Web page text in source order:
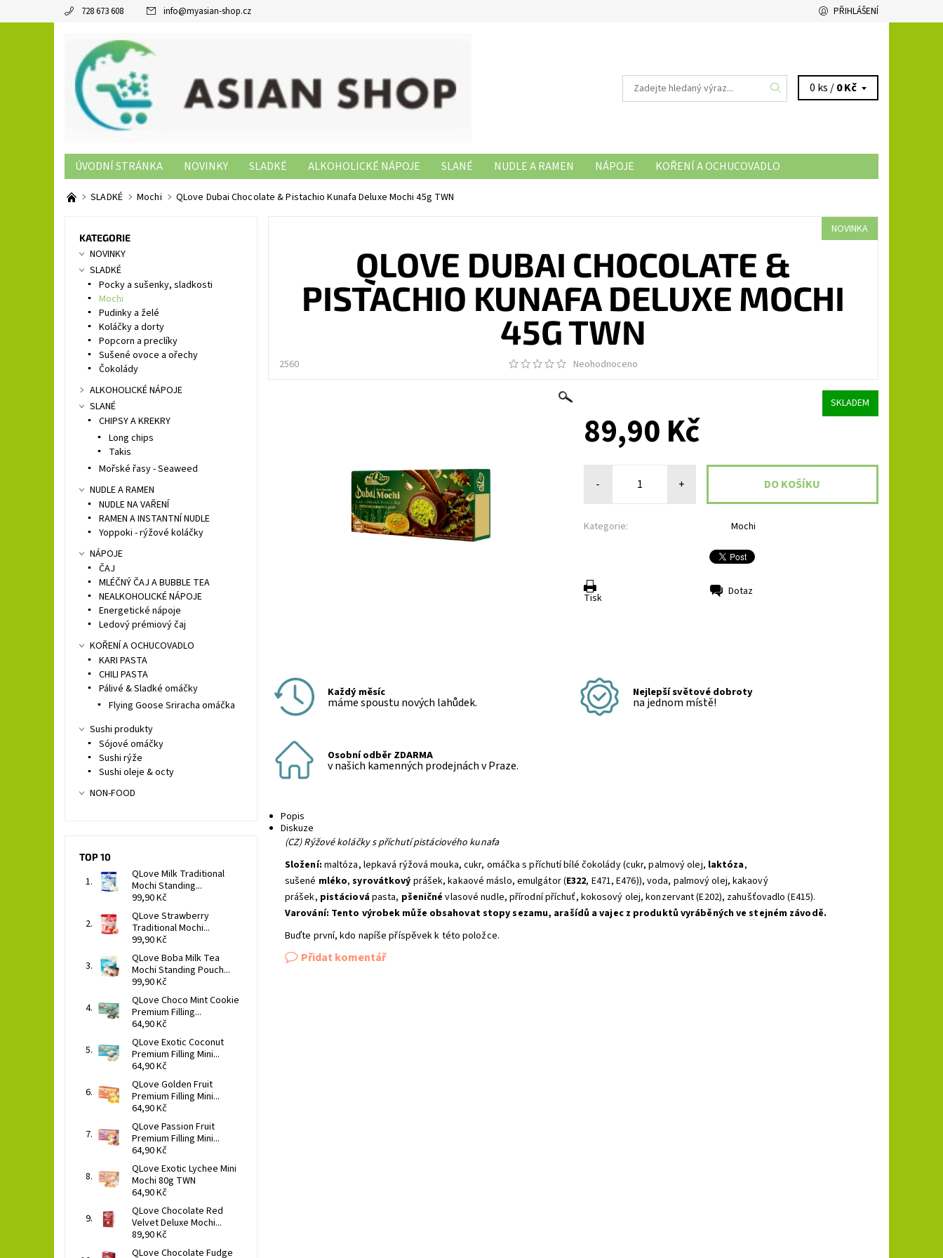
728 673 608 info@myasian-shop.cz PŘIHLÁŠENÍ
0 ks /0 Kč
ÚVODNÍ STRÁNKA NOVINKY SLADKÉ ALKOHOLICKÉ NÁPOJE SLANÉ NUDLE A RAMEN NÁPOJE
KOŘENÍ A OCHUCOVADLO
SUSHI PRODUKTY
NON-FOOD KONTAKTY NAŠE PRODEJNY
SLADKÉ Mochi QLove Dubai Chocolate & Pistachio Kunafa Deluxe Mochi 45g TWN
NOVINKA
QLOVE DUBAI CHOCOLATE &
PISTACHIO KUNAFA DELUXE MOCHI
45G TWN
2560 Neohodnoceno
SKLADEM
89,90 Kč
- +
Kategorie: Mochi
Tisk Dotaz
Každý měsíc
máme spoustu nových lahůdek.
Nejlepší světové dobroty
na jednom místě!
Osobní odběr ZDARMA
v našich kamenných prodejnách v Praze.
Popis
Diskuze
(CZ) Rýžové koláčky s příchutí pistáciového kunafa
Složení: maltóza, lepkavá rýžová mouka, cukr, omáčka s příchutí bílé čokolády (cukr, palmový olej, laktóza,
sušené mléko, syrovátkový prášek, kakaové máslo, emulgátor (E322, E471, E476)), voda, palmový olej, kakaový
prášek, pistáciovápasta, pšeničné vlasové nudle, přírodní příchuť, kokosový olej, konzervant (E202), zahušťovadlo (E415).
Varování: Tento výrobek může obsahovat stopy sezamu, arašídů a vajec z produktů vyráběných ve stejném závodě.
Buďte první, kdo napíše příspěvek k této položce.
Přidat komentář
KATEGORIE
NOVINKY
SLADKÉ
Pocky a sušenky, sladkosti
Mochi
Pudinky a želé
Koláčky a dorty
Popcorn a preclíky
Sušené ovoce a ořechy
Čokolády
ALKOHOLICKÉ NÁPOJE
SLANÉ
CHIPSY A KREKRY
Long chips
Takis
Mořské řasy - Seaweed
NUDLE A RAMEN
NUDLE NA VAŘENÍ
RAMEN A INSTANTNÍ NUDLE
Yoppoki - rýžové koláčky
NÁPOJE
ČAJ
MLÉČNÝ ČAJ A BUBBLE TEA
NEALKOHOLICKÉ NÁPOJE
Energetické nápoje
Ledový prémiový čaj
KOŘENÍ A OCHUCOVADLO
KARI PASTA
CHILI PASTA
Pálivé & Sladké omáčky
Flying Goose Sriracha omáčka
Sushi produkty
Sójové omáčky
Sushi rýže
Sushi oleje & octy
NON-FOOD
TOP 10
QLove Milk Traditional
Mochi Standing...
99,90 Kč
QLove Strawberry
Traditional Mochi...
99,90 Kč
QLove Boba Milk Tea
Mochi Standing Pouch...
99,90 Kč
QLove Choco Mint Cookie
Premium Filling...
64,90 Kč
QLove Exotic Coconut
Premium Filling Mini...
64,90 Kč
QLove Golden Fruit
Premium Filling Mini...
64,90 Kč
QLove Passion Fruit
Premium Filling Mini...
64,90 Kč
QLove Exotic Lychee Mini
Mochi 80g TWN
64,90 Kč
QLove Chocolate Red
Velvet Deluxe Mochi...
89,90 Kč
QLove Chocolate Fudge